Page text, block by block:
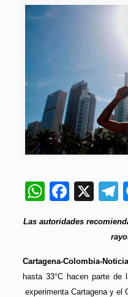
X
Las autoridades
Cartagena-Colombia-
hasta 33°C hacen parte
experimenta Cartagena y el